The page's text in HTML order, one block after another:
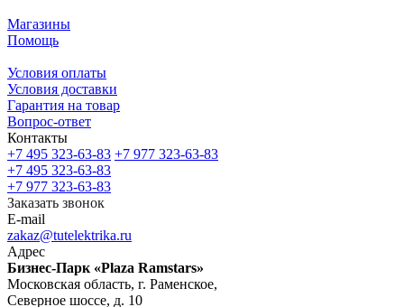
Магазины
Помощь
Условия оплаты
Условия доставки
Гарантия на товар
Вопрос-ответ
Контакты
+7 495 323-63-83 +7 977 323-63-83
+7 495 323-63-83
+7 977 323-63-83
Заказать звонок
E-mail
zakaz@tutelektrika.ru
Адрес
Бизнес-Парк «Plaza Ramstars»
Московская область, г. Раменское,
Северное шоссе, д. 10